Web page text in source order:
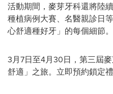
活動期間，麥芽牙科還將陸
種植病例大賽、名醫親診日
心舒適種好牙」的每個細節。
3月7日至4月30日，第三屆
舒適」之旅。立即預約鎖定